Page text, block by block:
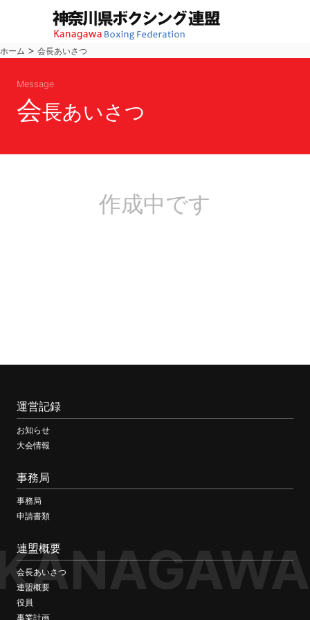
ホーム > 会長あいさつ
Message
会長あいさつ
作成中です
運営記録
お知らせ
大会情報
事務局
事務局
申請書類
連盟概要
会長あいさつ
連盟概要
役員
事業計画